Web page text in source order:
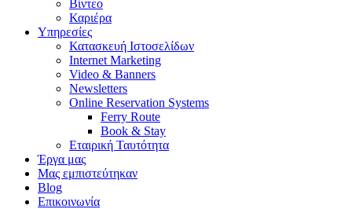
Βίντεο
Καριέρα
Υπηρεσίες
Κατασκευή Ιστοσελίδων
Internet Marketing
Video & Banners
Newsletters
Online Reservation Systems
Ferry Route
Book & Stay
Εταιρική Ταυτότητα
Έργα μας
Μας εμπιστεύτηκαν
Blog
Επικοινωνία